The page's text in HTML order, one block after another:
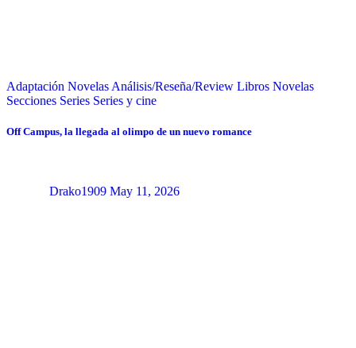
Adaptación Novelas Análisis/Reseña/Review Libros Novelas
Secciones Series Series y cine
Off Campus, la llegada al olimpo de un nuevo romance
Drako1909 May 11, 2026